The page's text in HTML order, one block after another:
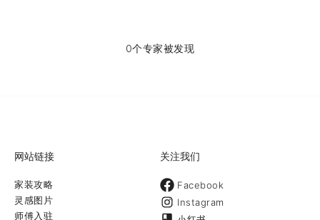
0个专家被发现
网站链接
家装攻略
灵感图片
师傅入驻
关注我们
Facebook
Instagram